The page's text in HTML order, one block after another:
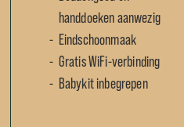
handdoeken aanwezig
Eindschoonmaak
Gratis WiFi-verbinding
Babykit inbegrepen